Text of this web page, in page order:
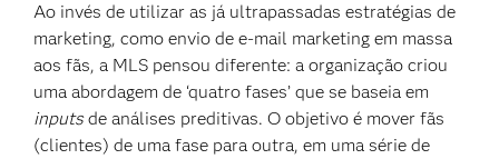
Ao invés de utilizar as já ultrapassadas estratégias de
marketing, como envio de e-mail marketing em massa
aos fãs, a MLS pensou diferente: a organização criou
uma abordagem de ‘quatro fases’ que se baseia em
inputsde análises preditivas. O objetivo é mover fãs
(clientes) de uma fase para outra, em uma série de